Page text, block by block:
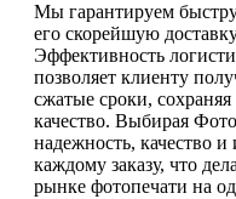
Мы гарантируем
его скорейшую
Эффективность
позволяет клиенту
сжатые сроки,
качество. Выбирая
надежность, качество
каждому заказу, что
рынке фотопечати на